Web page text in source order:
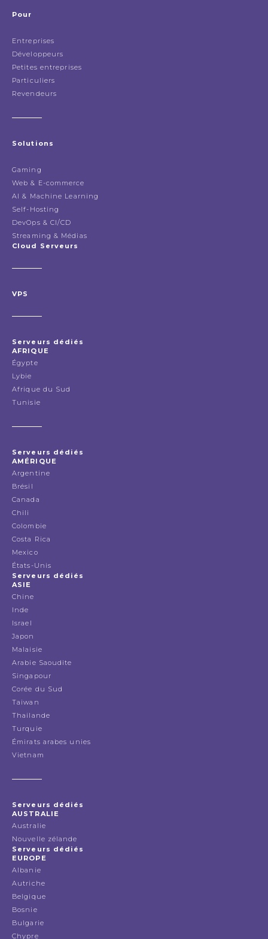
Pour
Entreprises
Développeurs
Petites entreprises
Particuliers
Revendeurs
Solutions
Gaming
Web & E-commerce
AI & Machine Learning
Self-Hosting
DevOps & CI/CD
Streaming & Médias
Cloud Serveurs
VPS
Serveurs dédiés
AFRIQUE
Égypte
Lybie
Afrique du Sud
Tunisie
Serveurs dédiés
AMÉRIQUE
Argentine
Brésil
Canada
Chili
Colombie
Costa Rica
Mexico
États-Unis
Serveurs dédiés
ASIE
Chine
Inde
Israel
Japon
Malaisie
Arabie Saoudite
Singapour
Corée du Sud
Taiwan
Thailande
Turquie
Émirats arabes unies
Vietnam
Serveurs dédiés
AUSTRALIE
Australie
Nouvelle zélande
Serveurs dédiés
EUROPE
Albanie
Autriche
Belgique
Bosnie
Bulgarie
Chypre